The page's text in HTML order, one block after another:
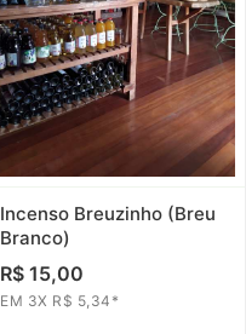
Incenso Breuzinho (Breu
Branco)
R$ 15,00
EM 3X R$ 5,34*